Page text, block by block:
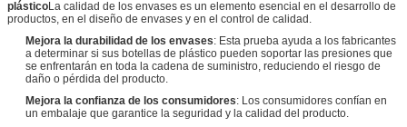
plásticoLa calidad de los envases es un elemento esencial en el desarrollo de
productos, en el diseño de envases y en el control de calidad.
Mejora la durabilidad de los envases: Esta prueba ayuda a los fabricantes
a determinar si sus botellas de plástico pueden soportar las presiones que
se enfrentarán en toda la cadena de suministro, reduciendo el riesgo de
daño o pérdida del producto.
Mejora la confianza de los consumidores: Los consumidores confían en
un embalaje que garantice la seguridad y la calidad del producto.